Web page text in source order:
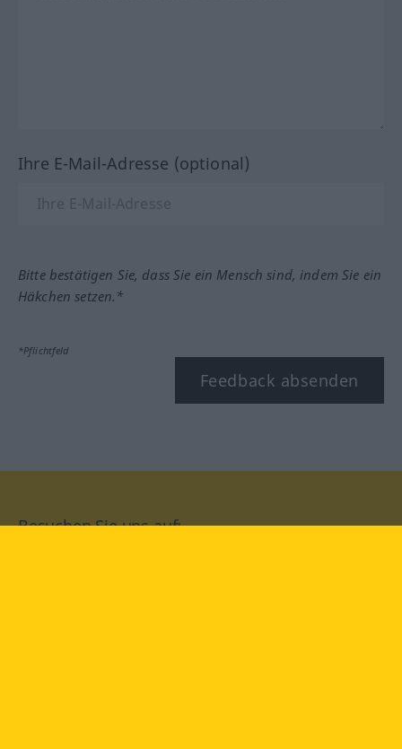
Ihre E-Mail-Adresse (optional)
Bitte bestätigen Sie, dass Sie ein Mensch sind, indem Sie ein
Häkchen setzen.*
*Pflichtfeld
Feedback absenden
Besuchen Sie uns auf: